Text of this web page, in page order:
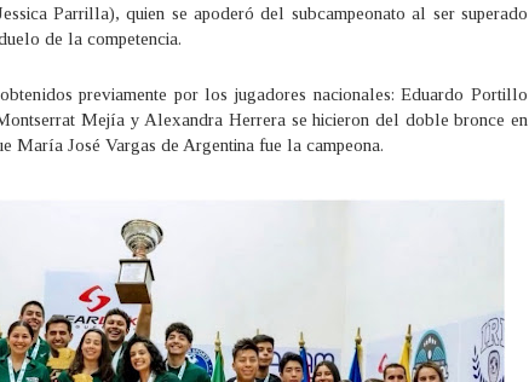
Parrilla), quien se apoderó del subcampeonato al ser superado
de la competencia.
previamente por los jugadores nacionales: Eduardo Portillo
Mejía y Alexandra Herrera se hicieron del doble bronce en
María José Vargas de Argentina fue la campeona.